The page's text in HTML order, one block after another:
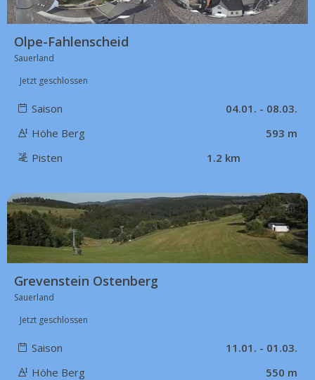
Olpe-Fahlenscheid
Sauerland
Jetzt geschlossen
Saison
04.01. - 08.03.
Höhe Berg
593 m
Pisten
1.2 km
36 km
Grevenstein Ostenberg
Sauerland
Jetzt geschlossen
Saison
11.01. - 01.03.
Höhe Berg
550 m